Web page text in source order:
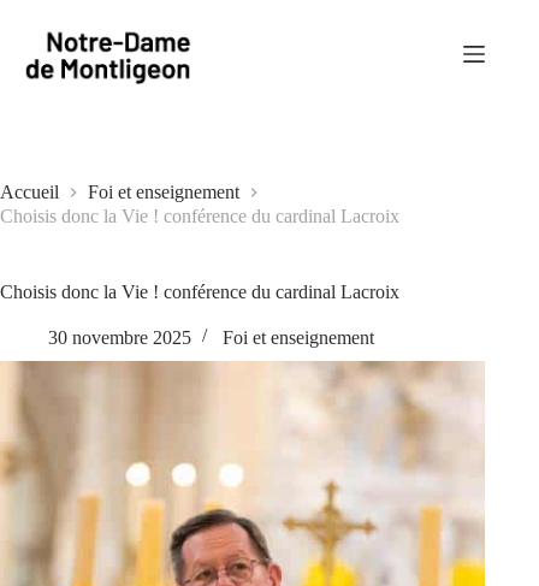
contenu
Accueil
Foi et enseignement
Choisis donc la Vie ! conférence du cardinal Lacroix
Choisis donc la Vie ! conférence du cardinal Lacroix
30 novembre 2025 Foi et enseignement